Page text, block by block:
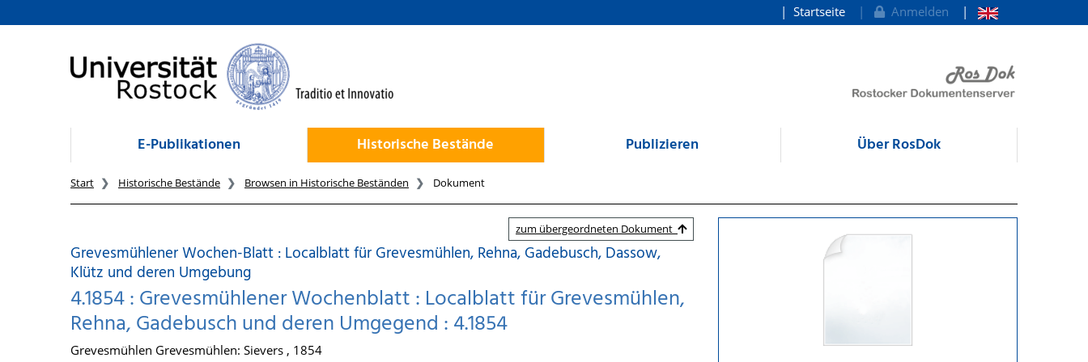
zum Inhalt
Startseite Anmelden
E-Publikationen Historische Bestände Publizieren Über RosDok
Start Historische Bestände Browsen in Historische Beständen Dokument
zum übergeordneten Dokument
Grevesmühlener Wochen-Blatt : Localblatt für Grevesmühlen, Rehna, Gadebusch, Dassow,
Klütz und deren Umgebung
4.1854 : Grevesmühlener Wochenblatt : Localblatt für Grevesmühlen,
Rehna, Gadebusch und deren Umgegend : 4.1854
Grevesmühlen Grevesmühlen: Sievers , 1854